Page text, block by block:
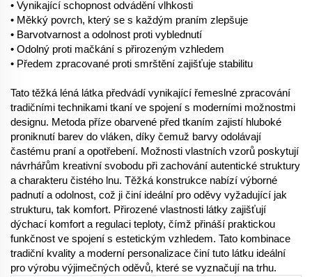
• Vynikající schopnost odvádění vlhkosti
• Měkký povrch, který se s každým praním zlepšuje
• Barvotvarnost a odolnost proti vyblednutí
• Odolný proti mačkání s přirozeným vzhledem
• Předem zpracované proti smrštění zajišťuje stabilitu
Tato těžká léná látka předvádí vynikající řemeslné zpracování
tradičními technikami tkaní ve spojení s moderními možnostmi
designu. Metoda příze obarvené před tkaním zajistí hluboké
proniknutí barev do vláken, díky čemuž barvy odolávají
častému praní a opotřebení. Možnosti vlastních vzorů poskytují
návrhářům kreativní svobodu při zachování autentické struktury
a charakteru čistého lnu. Těžká konstrukce nabízí výborné
padnutí a odolnost, což ji činí ideální pro oděvy vyžadující jak
strukturu, tak komfort. Přirozené vlastnosti látky zajišťují
dýchací komfort a regulaci teploty, čímž přináší praktickou
funkčnost ve spojení s estetickým vzhledem. Tato kombinace
tradiční kvality a moderní personalizace činí tuto látku ideální
pro výrobu výjimečných oděvů, které se vyznačují na trhu.